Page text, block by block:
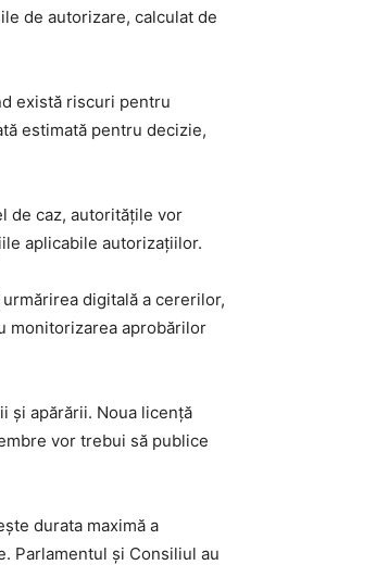
de autorizare, calculat de
există riscuri pentru
estimată pentru decizie,
de caz, autoritățile vor
aplicabile autorizațiilor.
digitală a cererilor,
monitorizarea aprobărilor
și apărării. Noua licență
vor trebui să publice
durata maximă a
Parlamentul și Consiliul au